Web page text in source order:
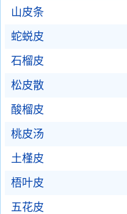
山皮条
蛇蜕皮
石榴皮
松皮散
酸榴皮
桃皮汤
土槿皮
梧叶皮
五花皮